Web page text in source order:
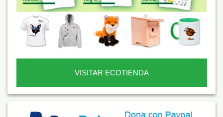
VISITAR ECOTIENDA